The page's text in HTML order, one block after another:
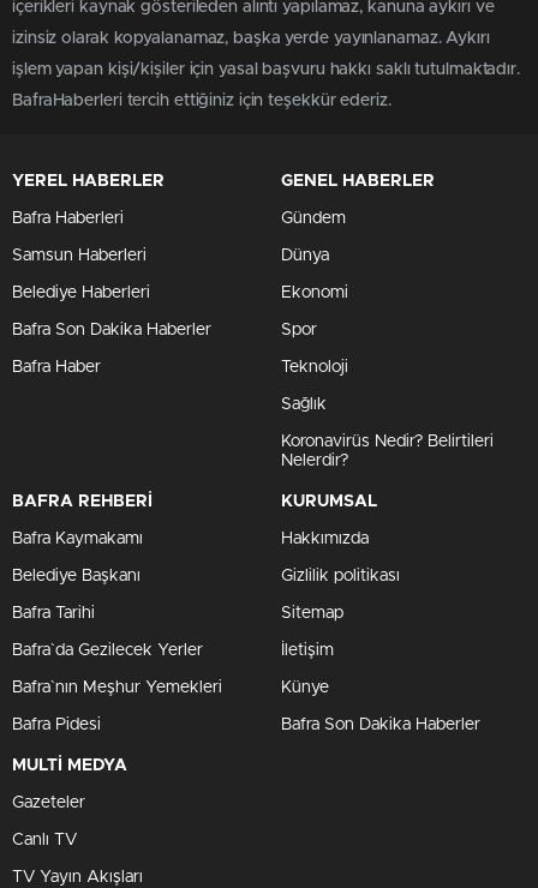
içerikleri kaynak gösterileden alıntı yapılamaz, kanuna aykırı ve
izinsiz olarak kopyalanamaz, başka yerde yayınlanamaz. Aykırı
işlem yapan kişi/kişiler için yasal başvuru hakkı saklı tutulmaktadır.
BafraHaberleri tercih ettiğiniz için teşekkür ederiz.
YEREL HABERLER
Bafra Haberleri
Samsun Haberleri
Belediye Haberleri
Bafra Son Dakika Haberler
Bafra Haber
GENEL HABERLER
Gündem
Dünya
Ekonomi
Spor
Teknoloji
Sağlık
Koronavirüs Nedir? Belirtileri
Nelerdir?
BAFRA REHBERİ
Bafra Kaymakamı
Belediye Başkanı
Bafra Tarihi
Bafra`da Gezilecek Yerler
Bafra`nın Meşhur Yemekleri
Bafra Pidesi
KURUMSAL
Hakkımızda
Gizlilik politikası
Sitemap
İletişim
Künye
Bafra Son Dakika Haberler
MULTİ MEDYA
Gazeteler
Canlı TV
TV Yayın Akışları